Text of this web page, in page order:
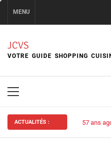
content
MENU
JCVS
VOTRE GUIDE SHOPPING
Primary
ACTUALITÉS : 57 ans